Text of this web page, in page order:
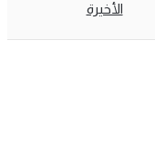
الأخيرة